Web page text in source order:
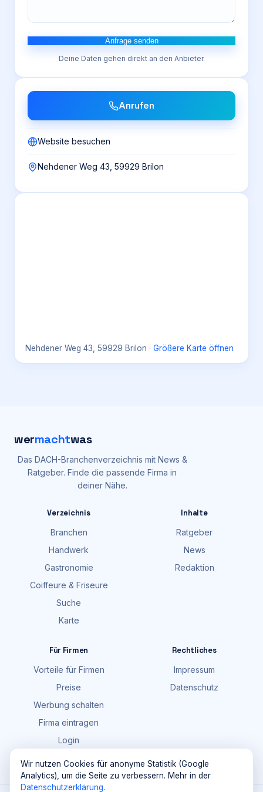
Anfrage senden
Deine Daten gehen direkt an den Anbieter.
Anrufen
Website besuchen
Nehdener Weg 43, 59929 Brilon
Nehdener Weg 43, 59929 Brilon · Größere Karte öffnen
wermachtwas
Das DACH-Branchenverzeichnis mit News &
Ratgeber. Finde die passende Firma in
deiner Nähe.
Verzeichnis
Branchen
Handwerk
Gastronomie
Coiffeure & Friseure
Suche
Karte
Inhalte
Ratgeber
News
Redaktion
Für Firmen
Vorteile für Firmen
Preise
Werbung schalten
Firma eintragen
Login
Rechtliches
Impressum
Datenschutz
Wir nutzen Cookies für anonyme Statistik (Google
Analytics), um die Seite zu verbessern. Mehr in der
Datenschutzerklärung.